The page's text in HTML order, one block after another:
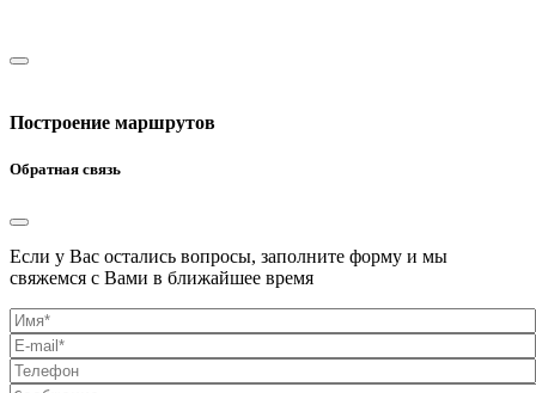
Построение маршрутов
Обратная связь
Если у Вас остались вопросы, заполните форму и мы
свяжемся с Вами в ближайшее время